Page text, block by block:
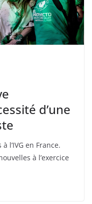
d’une
l’IVG en France.
à l’exercice